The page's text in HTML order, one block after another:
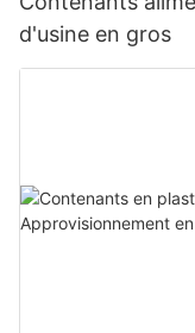
d'usine en gros